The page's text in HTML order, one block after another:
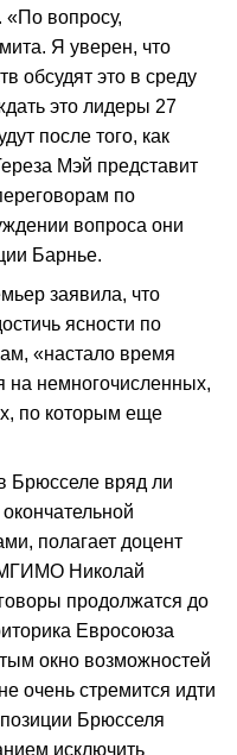
«По вопросу,
Я уверен, что
обсудят это в среду
это лидеры 27
после того, как
Мэй представит
по
вопроса они
Барнье.
заявила, что
ясности по
«настало время
на немногочисленных,
по которым еще
Брюсселе вряд ли
полагает доцент
Николай
продолжатся до
Евросоюза
окно возможностей
очень стремится идти
Брюсселя
исключить